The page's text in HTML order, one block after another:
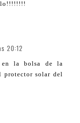
20:12
en la bolsa de la
solar del